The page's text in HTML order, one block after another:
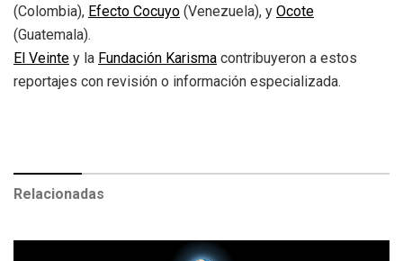
(Colombia), Efecto Cocuyo (Venezuela), y Ocote
(Guatemala).
El Veinte y la Fundación Karisma contribuyeron a estos
reportajes con revisión o información especializada.
Relacionadas